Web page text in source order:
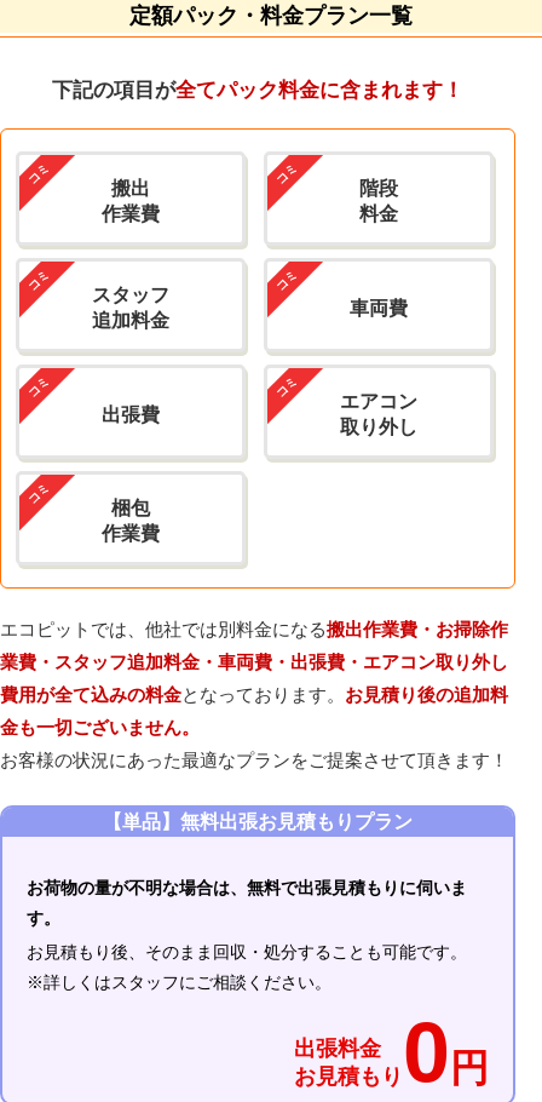
定額パック・料金プラン一覧
下記の項目が全てパック料金に含まれます！
搬出
作業費
階段
料金
スタッフ
追加料金
車両費
出張費
エアコン
取り外し
梱包
作業費
エコピットでは、他社では別料金になる搬出作業費・お掃除作
業費・スタッフ追加料金・車両費・出張費・エアコン取り外し
費用が全て込みの料金となっております。 お見積り後の追加料
金も一切ございません。
お客様の状況にあった最適なプランをご提案させて頂きます！
【単品】無料出張お見積もりプラン
お荷物の量が不明な場合は、無料で出張見積もりに伺いま
す。
お見積もり後、そのまま回収・処分することも可能です。
※詳しくはスタッフにご相談ください。
出張料金
お見積もり 0 円